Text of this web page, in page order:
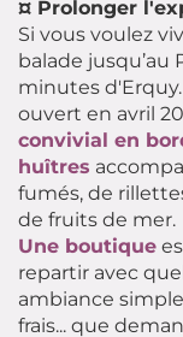
¤ Prolonger
Si vous voulez
balade jusqu’au
minutes d'Erquy.
ouvert en avril
convivial en
huîtres
fumés, de
de fruits de mer.
Une boutique
repartir avec
ambiance
frais... que